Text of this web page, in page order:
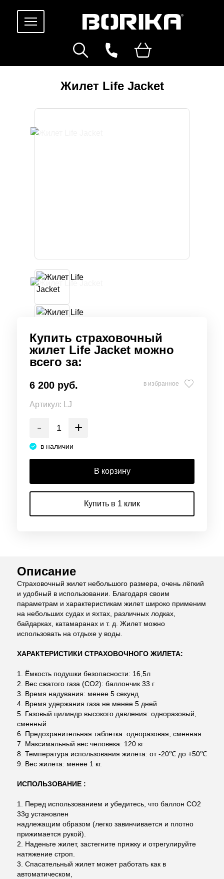
Жилет Life Jacket
Купить страховочный
жилет Life Jacket можно
всего за:
6 200 руб. в избранное
Артикул: LJ
- +
в наличии
В корзину
Купить в 1 клик
Описание
Страховочный жилет небольшого размера, очень лёгкий
и удобный в использовании. Благодаря своим
параметрам и характеристикам жилет широко применим
на небольших судах и яхтах, различных лодках,
байдарках, катамаранах и т. д. Жилет можно
использовать на отдыхе у воды.
ХАРАКТЕРИСТИКИ СТРАХОВОЧНОГО ЖИЛЕТА:
1. Ёмкость подушки безопасности: 16,5л
2. Вес сжатого газа (CO2): баллончик 33 г
3. Время надувания: менее 5 секунд
4. Время удержания газа не менее 5 дней
5. Газовый цилиндр высокого давления: одноразовый,
сменный.
6. Предохранительная таблетка: одноразовая, сменная.
7. Максимальный вес человека: 120 кг
8. Температура использования жилета: от -20℃ до +50℃
9. Вес жилета: менее 1 кг.
ИСПОЛЬЗОВАНИЕ :
1. Перед использованием и убедитесь, что баллон CO2
33g установлен
надлежащим образом (легко завинчивается и плотно
прижимается рукой).
2. Наденьте жилет, застегните пряжку и отрегулируйте
натяжение строп.
3. Спасательный жилет может работать как в
автоматическом,